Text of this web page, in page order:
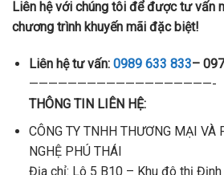
Liên hệ với chúng tôi để được tư vấn
chương trình khuyến mãi đặc biệt!
Liên hệ tư vấn: 0989 633 833–
———————————————————-
THÔNG TIN LIÊN HỆ:
CÔNG TY TNHH THƯƠNG MẠI VÀ
NGHỆ PHÚ THÁI
Địa chỉ: Lô 5 B10 – Khu đô thị